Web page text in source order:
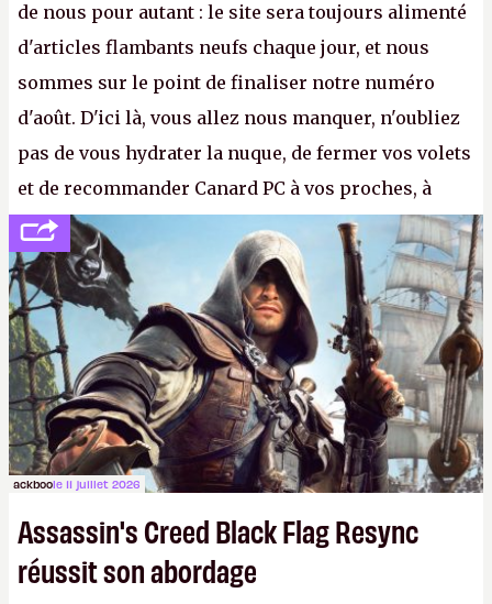
de nous pour autant : le site sera toujours alimenté
d'articles flambants neufs chaque jour, et nous
sommes sur le point de finaliser notre numéro
d'août. D'ici là, vous allez nous manquer, n'oubliez
pas de vous hydrater la nuque, de fermer vos volets
et de recommander Canard PC à vos proches, à
votre famille et aux inconnus que vous croisez
dans la rue. Bon été à tous ! –ER.
ackboole 11 juillet 2026
Assassin's Creed Black Flag Resync
réussit son abordage